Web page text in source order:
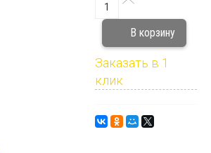
Заказать в 1
клик